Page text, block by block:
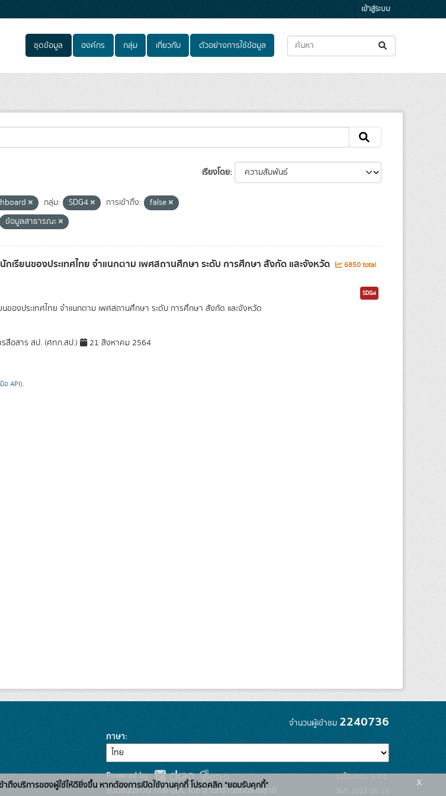
เข้าสู่ระบบ
ชุดข้อมูล องค์กร กลุ่ม เกี่ยวกับ ตัวอย่างการใช้ข้อมูล
เรียงโดย
กลุ่ม: SDG4 การเข้าถึง:
false
ข้อมูลสาธารณะ
กเรียนของประเทศไทย จำแนกตาม เพศสถานศึกษา ระดับ การศึกษา สังกัด และจังหวัด
6850 total
SDG4
ของประเทศไทย จำแนกตาม เพศสถานศึกษา ระดับ การศึกษา สังกัด และจังหวัด
รสื่อสาร สป. (ศทก.สป.) 21 สิงหาคม 2564
อ API).
จำนวนผู้เข้าชม 2240736
ภาษา
Powered by:
สนับสนุนระบบ Thai-GDC โดย สำนักงานสถิติแห่งชาติ
รุ่นโปรแกรม: 3.0.0
วันที่: 2025-06-26
าถึงบริการของผู้ใช้ให้ดียิ่งขึ้น หากต้องการเปิดใช้งานคุกกี้ โปรดคลิก "ยอมรับคุกกี้" x